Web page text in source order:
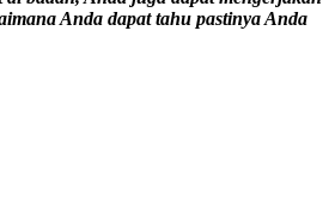
Anda dapat tahu pastinya Anda